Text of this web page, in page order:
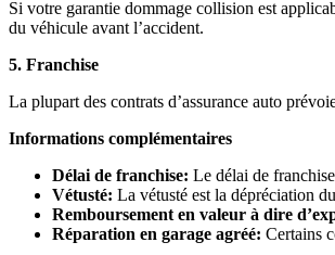
Si votre garantie dommage collision est
du véhicule avant l’accident.
5. Franchise
La plupart des contrats d’assurance auto
Informations complémentaires
Délai de franchise: Le délai de
Vétusté: La vétusté est la dépréciation
Remboursement en valeur à dire
Réparation en garage agréé: Certains